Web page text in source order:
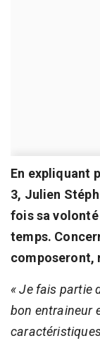
En expliquant
3, Julien
fois sa
temps.
composeront,
« Je fais partie
bon entraineur